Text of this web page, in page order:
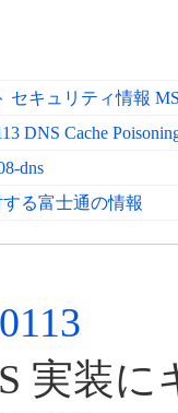
セキュリティ情報
DNS Cache
dns
る富士通の情報
実装